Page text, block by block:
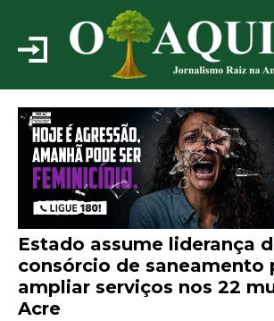
Estado assume liderança
consórcio de saneamento
ampliar serviços nos 22
Acre